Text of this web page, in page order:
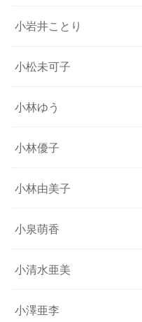
小岩井ことり
小松未可子
小林ゆう
小林優子
小林由美子
小泉萌香
小清水亜美
小澤亜李